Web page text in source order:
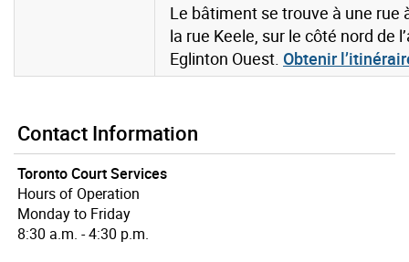
Le bâtiment se trouve à une rue
la rue Keele, sur le côté nord de
Eglinton Ouest. Obtenir
Contact Information
Toronto Court Services
Hours of Operation
Monday to Friday
8:30 a.m. - 4:30 p.m.